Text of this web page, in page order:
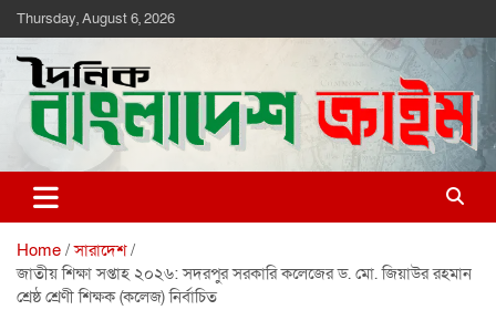
Skip
to
content
Thursday, August 6, 2026
দৈনিক বাংলাদেশ ক্রাইম
দৈনিক বাংলাদেশ ক্রাইম
Home সারাদেশ
জাতীয় শিক্ষা সপ্তাহ ২০২৬: সদরপুর সরকারি কলেজের ড. মো. জিয়াউর রহমান
শ্রেষ্ঠ শ্রেণী শিক্ষক (কলেজ) নির্বাচিত